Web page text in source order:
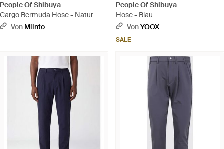
People Of Shibuya
Cargo Bermuda Hose - Natur
Von Miinto
People Of Shibuya
Hose - Blau
VonYOOX
SALE